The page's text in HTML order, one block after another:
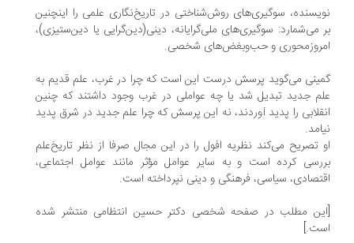
سوگیری‌های روش‌شناختی در تاریخ‌نگاری علمی را اینچنین
می‌شمارد: سوگیری‌های ملی‌گرایانه، دینی(دین‌گرایی یا دین‌ستیزی)،
و حب‌وبغض‌های شخصی.
می‌گوید پرسش درست این است که چرا در غرب، علم قدیم به
جدید تبدیل شد یا چه عواملی در غرب وجود داشتند که چنین
را پدید آوردند، نه این پرسش که چرا علم جدید در شرق پدید
تصریح می‌کند نظریه افول را در این مجال صرفا از نظر تاریخ‌علم
کرده است و به سایر عوامل مؤثر مانند عوامل اجتماعی،
سیاسی، فرهنگی و دینی نپرداخته است.
مطلب در صفحه شخصی دکتر حسین انتظامی منتشر شده